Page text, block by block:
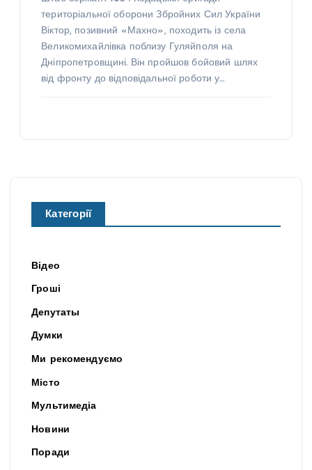
територіальної оборони Збройних Сил України
Віктор, позивний «Махно», походить із села
Великомихайлівка поблизу Гуляйполя на
Дніпропетровщині. Він пройшов бойовий шлях
від фронту до відповідальної роботи у…
Категорії
Відео
Гроші
Депутаты
Думки
Ми рекомендуємо
Місто
Мультимедіа
Новини
Поради